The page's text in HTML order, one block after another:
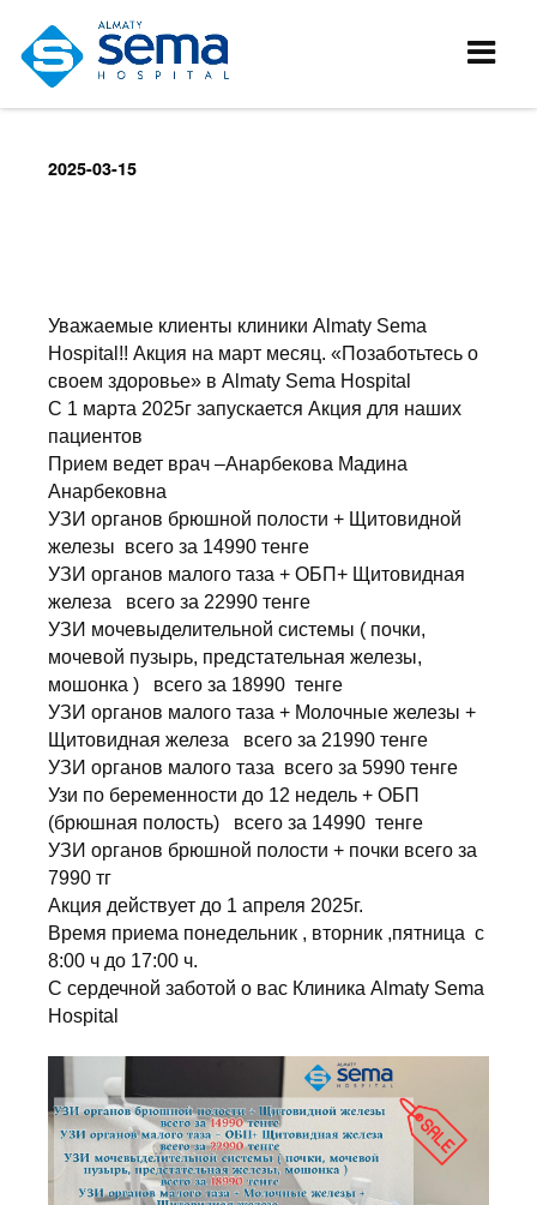
2025-03-15
Уважаемые клиенты клиники Almaty Sema
Hospital!! Акция на март месяц. «Позаботьтесь о
своем здоровье» в Almaty Sema Hospital
С 1 марта 2025г запускается Акция для наших
пациентов
Прием ведет врач –Анарбекова Мадина
Анарбековна
УЗИ органов брюшной полости + Щитовидной
железы всего за 14990 тенге
УЗИ органов малого таза + ОБП+ Щитовидная
железа всего за 22990 тенге
УЗИ мочевыделительной системы ( почки,
мочевой пузырь, предстательная железы,
мошонка ) всего за 18990 тенге
УЗИ органов малого таза + Молочные железы +
Щитовидная железа всего за 21990 тенге
УЗИ органов малого таза всего за 5990 тенге
Узи по беременности до 12 недель + ОБП
(брюшная полость) всего за 14990 тенге
УЗИ органов брюшной полости + почки всего за
7990 тг
Акция действует до 1 апреля 2025г.
Время приема понедельник , вторник ,пятница с
8:00 ч до 17:00 ч.
С сердечной заботой о вас Клиника Almaty Sema
Hospital